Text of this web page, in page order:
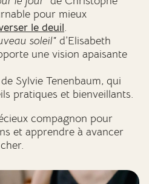
pour mieux
le deuil.
soleil" d’Elisabeth
une vision apaisante
de Sylvie Tenenbaum, qui
pratiques et bienveillants.
compagnon pour
et apprendre à avancer